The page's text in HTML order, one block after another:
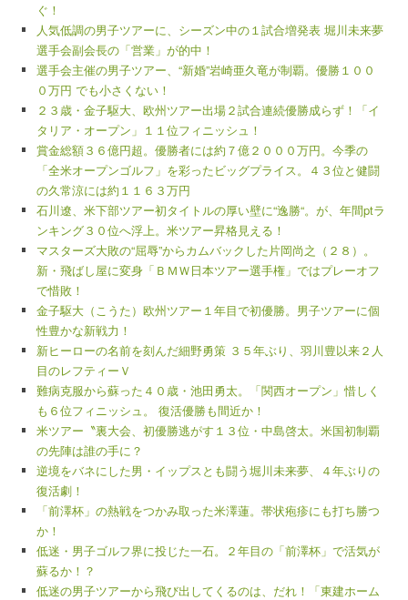
ぐ！
人気低調の男子ツアーに、シーズン中の１試合増発表 堀川未来夢
選手会副会長の「営業」が的中！
選手会主催の男子ツアー、“新婚”岩崎亜久竜が制覇。優勝１００
０万円 でも小さくない！
２３歳・金子駆大、欧州ツアー出場２試合連続優勝成らず！「イ
タリア・オープン」１１位フィニッシュ！
賞金総額３６億円超。優勝者には約７億２０００万円。今季の
「全米オープンゴルフ」を彩ったビッグプライス。４３位と健闘
の久常涼には約１１６３万円
石川遼、米下部ツアー初タイトルの厚い壁に“逸勝“。が、年間ptラ
ンキング３０位へ浮上。米ツアー昇格見える！
マスターズ大敗の“屈辱”からカムバックした片岡尚之（２８）。
新・飛ばし屋に変身「ＢＭＷ日本ツアー選手権」ではプレーオフ
で惜敗！
金子駆大（こうた）欧州ツアー１年目で初優勝。男子ツアーに個
性豊かな新戦力！
新ヒーローの名前を刻んだ細野勇策 ３５年ぶり、羽川豊以来２人
目のレフティーＶ
難病克服から蘇った４０歳・池田勇太。「関西オープン」惜しく
も６位フィニッシュ。 復活優勝も間近か！
米ツアー〝裏大会、初優勝逃がす１３位・中島啓太。米国初制覇
の先陣は誰の手に？
逆境をバネにした男・イップスとも闘う堀川未来夢、４年ぶりの
復活劇！
「前澤杯」の熱戦をつかみ取った米澤蓮。帯状疱疹にも打ち勝つ
か！
低迷・男子ゴルフ界に投じた一石。２年目の「前澤杯」で活気が
蘇るか！？
低迷の男子ツアーから飛び出してくるのは、だれ！「東建ホーム